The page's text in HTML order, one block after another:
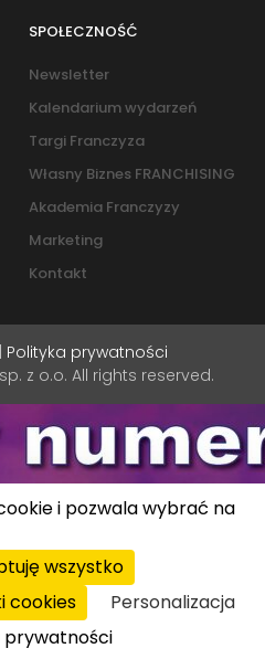
SPOŁECZNOŚĆ
Newsletter
Kalendarium wydarzeń
Targi Franczyza
Własny Biznes FRANCHISING
Akademia Franczyzy
Marketing
Kontakt
Polityka prywatności
z o.o. All rights reserved.
i pozwala wybrać na
wszystko
cookies
Personalizacja
prywatności